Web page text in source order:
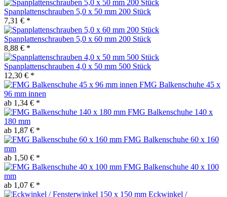
Spanplattenschrauben 5,0 x 50 mm 200 Stück
7,31 € *
Spanplattenschrauben 5,0 x 60 mm 200 Stück
8,88 € *
Spanplattenschrauben 4,0 x 50 mm 500 Stück
12,30 € *
FMG Balkenschuhe 45 x
96 mm innen
ab 1,34 € *
FMG Balkenschuhe 140 x
180 mm
ab 1,87 € *
FMG Balkenschuhe 60 x 160
mm
ab 1,50 € *
FMG Balkenschuhe 40 x 100
mm
ab 1,07 € *
Eckwinkel /